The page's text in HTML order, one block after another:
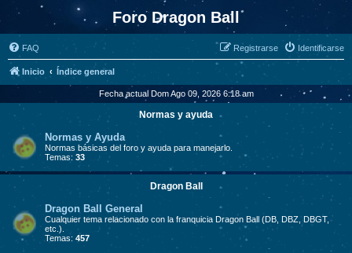
Foro Dragon Ball
FAQ Identificarse
Registrarse
Inicio Índice general
Fecha actual Dom Ago 09, 2026 6:18 am
Normas y ayuda
Normas y Ayuda
Normas básicas del foro y ayuda para manejarlo.
Temas: 33
Dragon Ball
Dragon Ball General
Cualquier tema relacionado con la franquicia Dragon Ball (DB, DBZ, DBGT,
etc.).
Temas: 457